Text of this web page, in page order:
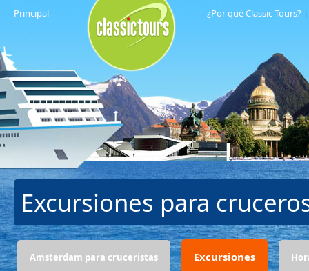
Principal ¿Por qué Classic Tours?
Excursiones para
Amsterdam para cruceristas Excursiones